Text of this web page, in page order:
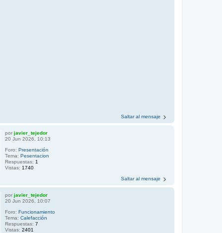
Saltar al mensaje
porjavier_tejedor
20 Jun 2026, 10:13
Foro:Presentación
Tema:Pesentacion
Respuestas: 1
Vistas: 1740
Saltar al mensaje
porjavier_tejedor
20 Jun 2026, 10:07
Foro:Funcionamiento
Tema:Calefacción
Respuestas:7
Vistas:2401